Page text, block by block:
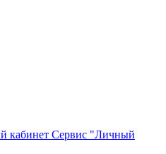
Сервис "Личный